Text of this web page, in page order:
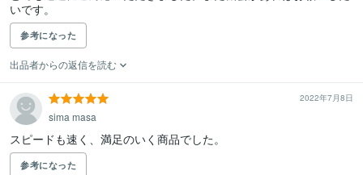
いです。
参考になった
出品者からの返信を読む
2022年7月8日
sima masa
スピードも速く、満足のいく商品でした。
参考になった